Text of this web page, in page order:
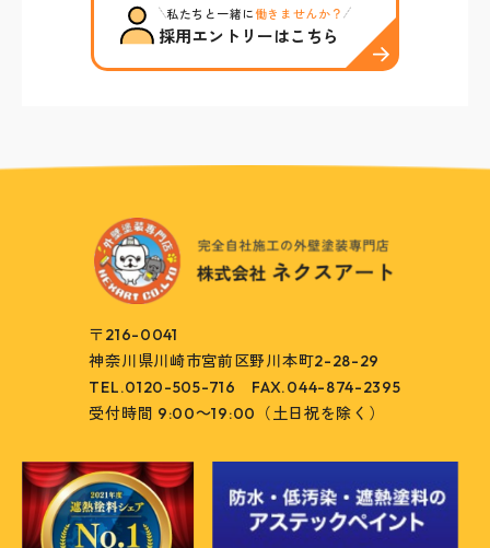
私たちと一緒に働きませんか？
採用エントリーはこちら
〒216-0041
神奈川県川崎市宮前区野川本町2-28-29
TEL.0120-505-716 FAX.044-874-2395
受付時間 9:00～19:00（土日祝を除く）